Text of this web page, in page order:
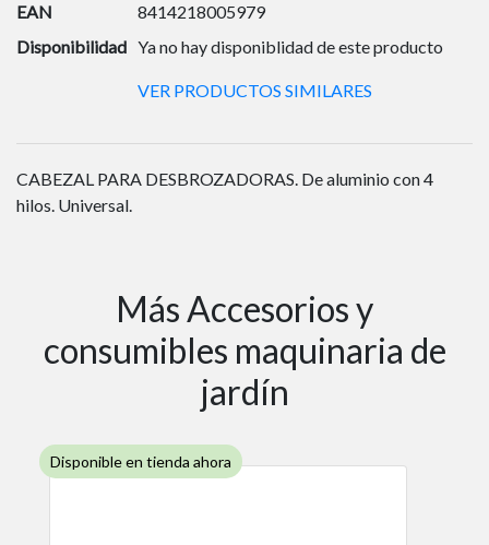
EAN
8414218005979
Disponibilidad Ya no hay disponiblidad de este producto
VER PRODUCTOS SIMILARES
CABEZAL PARA DESBROZADORAS. De aluminio con 4
hilos. Universal.
Más Accesorios y
consumibles maquinaria de
jardín
Disponible en tienda ahora